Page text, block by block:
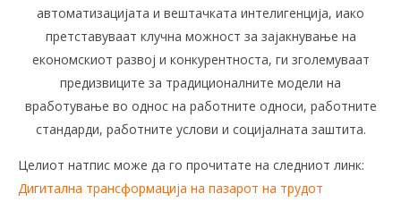
автоматизацијата и вештачката интелигенција, иако
претставуваат клучна можност за зајакнување на
економскиот развој и конкурентноста, ги зголемуваат
предизвиците за традиционалните модели на
вработување во однос на работните односи, работните
стандарди, работните услови и социјалната заштита.
Целиот натпис може да го прочитате на следниот линк:
Дигитална трансформација на пазарот на трудот